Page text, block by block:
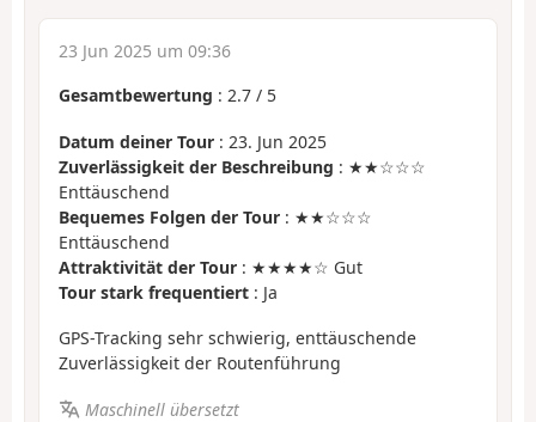
23 Jun 2025 um 09:36
Gesamtbewertung : 2.7 / 5
Datum deiner Tour : 23. Jun 2025
Zuverlässigkeit der Beschreibung : ★★☆☆☆
Enttäuschend
Bequemes Folgen der Tour : ★★☆☆☆
Enttäuschend
Attraktivität der Tour : ★★★★☆ Gut
Tour stark frequentiert : Ja
GPS-Tracking sehr schwierig, enttäuschende
Zuverlässigkeit der Routenführung
Maschinell übersetzt